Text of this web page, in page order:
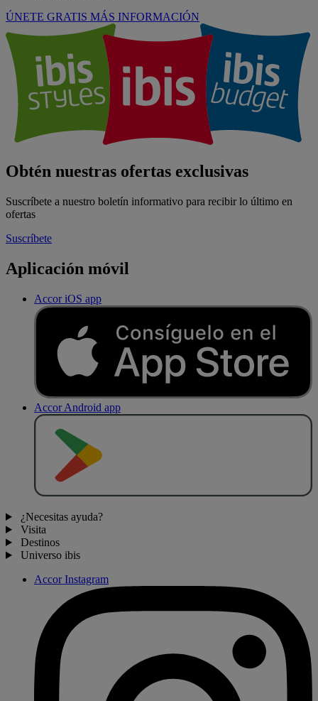
ÚNETE GRATIS MÁS INFORMACIÓN
Obtén nuestras ofertas exclusivas
Suscríbete a nuestro boletín informativo para recibir lo último en
ofertas
Suscríbete
Aplicación móvil
Accor iOS app
Accor Android app
¿Necesitas ayuda?
Visita
Destinos
Universo ibis
Accor Instagram